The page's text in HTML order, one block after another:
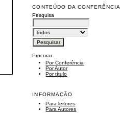
CONTEÚDO DA CONFERÊNCIA
Pesquisa
Procurar
Por Conferência
Por Autor
Por título
INFORMAÇÃO
Para leitores
Para Autores